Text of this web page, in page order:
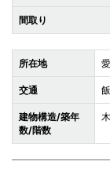
間取り
所在地
交通
建物構造/築年
数/階数